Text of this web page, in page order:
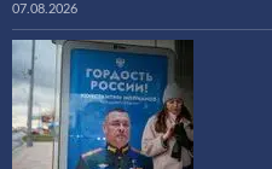
07.08.2026